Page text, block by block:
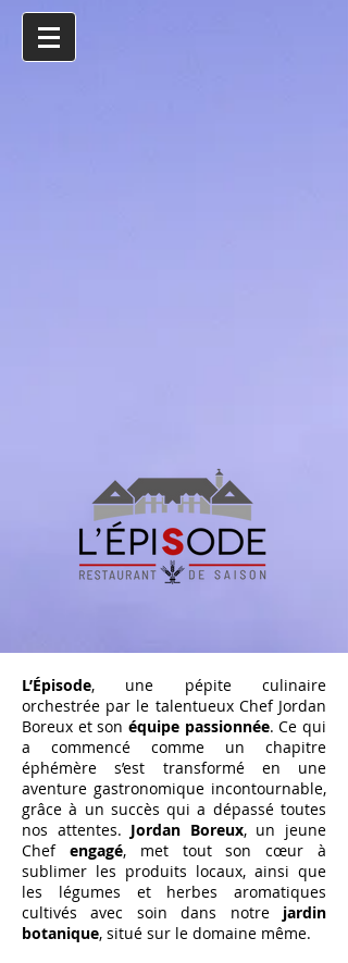
L’Épisode, une pépite culinaire
orchestrée par le talentueux Chef Jordan
Boreux et son équipe passionnée. Ce qui
a commencé comme un chapitre
éphémère s’est transformé en une
aventure gastronomique incontournable,
grâce à un succès qui a dépassé toutes
nos attentes. Jordan Boreux, un jeune
Chef engagé, met tout son cœur à
sublimer les produits locaux, ainsi que
les légumes et herbes aromatiques
cultivés avec soin dans notre jardin
botanique, situé sur le domaine même.